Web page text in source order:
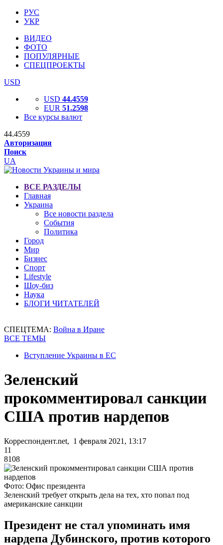
РУС
УКР
ВИДЕО
ФОТО
ПОПУЛЯРНЫЕ
СПЕЦПРОЕКТЫ
USD
USD 44.4559
EUR 51.2598
Все курсы валют
44.4559
Авторизация
Поиск
UA
ВСЕ РАЗДЕЛЫ
Главная
Украина
Все новости раздела
События
Политика
Город
Мир
Бизнес
Спорт
Lifestyle
Шоу-биз
Наука
БЛОГИ ЧИТАТЕЛЕЙ
СПЕЦТЕМА: Война в Иране
ВСЕ ТЕМЫ
Вступление Украины в ЕС
Зеленский
прокомментировал санкции
США против нардепов
Корреспондент.net, 1 февраля 2021, 13:17
11
8108
Фото: Офис президента
Зеленский требует открыть дела на тех, хто попал под
американские санкции
Президент не стал упоминать имя
нардепа Дубинского, против которого